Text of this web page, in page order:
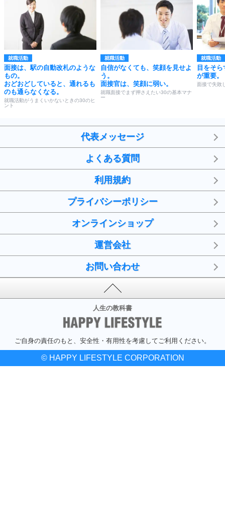
就職活動
面接は、駅の自動改札のような
もの。
おどおどしていると、通れるも
のも通らなくなる。
就職活動がうまくいかないときの30のヒ
ント
就職活動
自信がなくても、笑顔を見せよ
う。
面接官は、笑顔に弱い。
就職面接でまず押さえたい30の基本マナ
ー
就職活動
目をそ
が重要。
面接で失敗
代表メッセージ
よくある質問
利用規約
プライバシーポリシー
オンラインショップ
運営会社
お問い合わせ
人生の教科書
ご自身の責任のもと、安全性・有用性を考慮してご利用ください。
© HAPPY LIFESTYLE CORPORATION